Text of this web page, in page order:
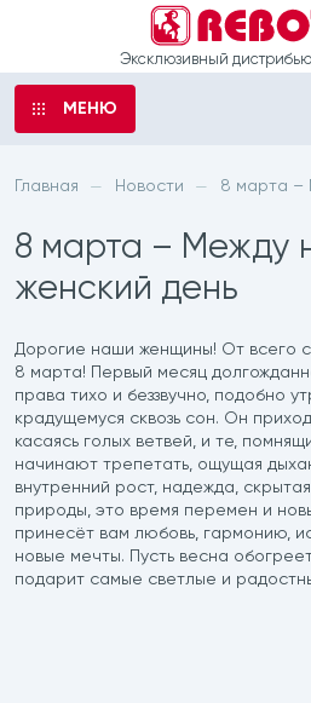
Эксклюзивный
МЕНЮ
Главная — Новости — 8 марта –
8 марта – Между
женский день
Дорогие наши женщины! От всего
8 марта! Первый месяц
права тихо и беззвучно, подобно
крадущемуся сквозь сон. Он
касаясь голых ветвей, и те,
начинают трепетать, ощущая
внутренний рост, надежда,
природы, это время перемен и
принесёт вам любовь, гармонию,
новые мечты. Пусть весна
подарит самые светлые и
санитарным